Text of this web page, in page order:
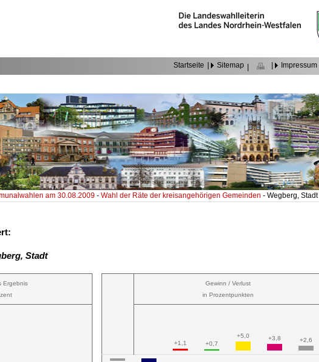
Startseite Sitemap Impressum
am 30.08.2009-Wahl der Räte der kreisangehörigen Gemeinden- Wegberg, Stadt
Stadt
Ergebnis
Gewinn / Verlust
in Prozentpunkten
+1,1 +0,7
+5,0 +3,8 +2,6